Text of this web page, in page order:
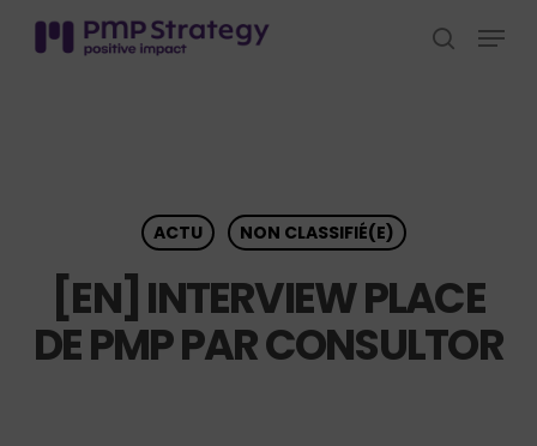
search
Menu
ACTU NON CLASSIFIÉ(E)
[EN] INTERVIEW PLACE
DE PMP PAR CONSULTOR